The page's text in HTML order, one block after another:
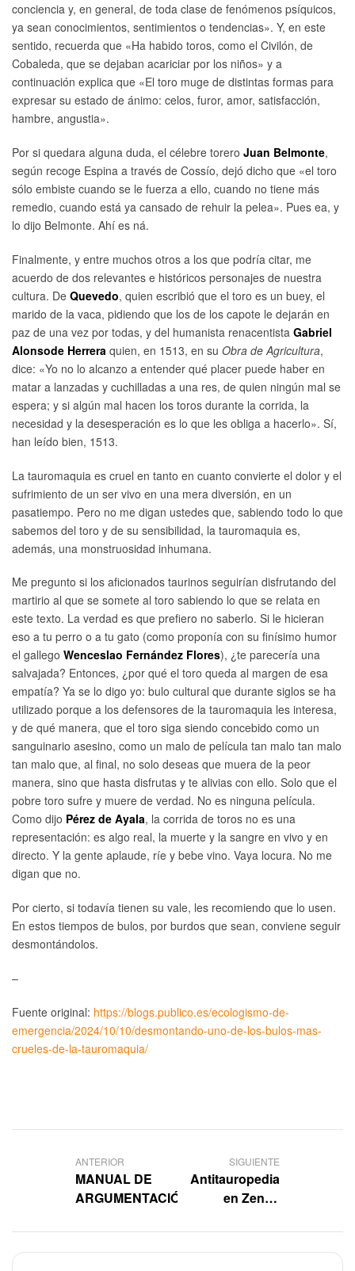
conciencia y, en general, de toda clase de fenómenos psíquicos,
ya sean conocimientos, sentimientos o tendencias». Y, en este
sentido, recuerda que «Ha habido toros, como el Civilón, de
Cobaleda, que se dejaban acariciar por los niños» y a
continuación explica que «El toro muge de distintas formas para
expresar su estado de ánimo: celos, furor, amor, satisfacción,
hambre, angustia».
Por si quedara alguna duda, el célebre torero Juan Belmonte,
según recoge Espina a través de Cossío, dejó dicho que «el toro
sólo embiste cuando se le fuerza a ello, cuando no tiene más
remedio, cuando está ya cansado de rehuir la pelea». Pues ea, y
lo dijo Belmonte. Ahí es ná.
Finalmente, y entre muchos otros a los que podría citar, me
acuerdo de dos relevantes e históricos personajes de nuestra
cultura. De Quevedo, quien escribió que el toro es un buey, el
marido de la vaca, pidiendo que los de los capote le dejarán en
paz de una vez por todas, y del humanista renacentista Gabriel
Alonsode Herrera quien, en 1513, en su Obra de Agricultura,
dice: «Yo no lo alcanzo a entender qué placer puede haber en
matar a lanzadas y cuchilladas a una res, de quien ningún mal se
espera; y si algún mal hacen los toros durante la corrida, la
necesidad y la desesperación es lo que les obliga a hacerlo». Sí,
han leído bien, 1513.
La tauromaquia es cruel en tanto en cuanto convierte el dolor y el
sufrimiento de un ser vivo en una mera diversión, en un
pasatiempo. Pero no me digan ustedes que, sabiendo todo lo que
sabemos del toro y de su sensibilidad, la tauromaquia es,
además, una monstruosidad inhumana.
Me pregunto si los aficionados taurinos seguirían disfrutando del
martirio al que se somete al toro sabiendo lo que se relata en
este texto. La verdad es que prefiero no saberlo. Si le hicieran
eso a tu perro o a tu gato (como proponía con su finísimo humor
el gallego Wenceslao Fernández Flores), ¿te parecería una
salvajada? Entonces, ¿por qué el toro queda al margen de esa
empatía? Ya se lo digo yo: bulo cultural que durante siglos se ha
utilizado porque a los defensores de la tauromaquia les interesa,
y de qué manera, que el toro siga siendo concebido como un
sanguinario asesino, como un malo de película tan malo tan malo
tan malo que, al final, no solo deseas que muera de la peor
manera, sino que hasta disfrutas y te alivias con ello. Solo que el
pobre toro sufre y muere de verdad. No es ninguna película.
Como dijo Pérez de Ayala, la corrida de toros no es una
representación: es algo real, la muerte y la sangre en vivo y en
directo. Y la gente aplaude, ríe y bebe vino. Vaya locura. No me
digan que no.
Por cierto, si todavía tienen su vale, les recomiendo que lo usen.
En estos tiempos de bulos, por burdos que sean, conviene seguir
desmontándolos.
–
Fuente original: https://blogs.publico.es/ecologismo-de-
emergencia/2024/10/10/desmontando-uno-de-los-bulos-mas-
crueles-de-la-tauromaquia/
ANTERIOR
MANUAL DE
ARGUMENTACIÓN
SIGUIENTE
Antitauropedia
en Zenda